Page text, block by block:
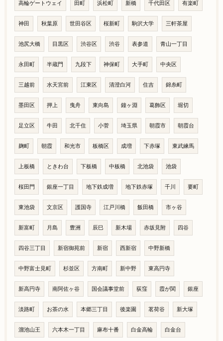
高輪ゲートウェイ 田町 浜松町 新橋 千代田区 有楽町
神田 秋葉原 世田谷区 桜新町 駒沢大学 三軒茶屋
池尻大橋 目黒区 渋谷区 渋谷 表参道 青山一丁目
永田町 半蔵門 九段下 神保町 大手町 中央区
三越前 水天宮前 江東区 清澄白河 住吉 錦糸町
墨田区 押上 曳舟 東向島 鐘ヶ淵 葛飾区 堀切
足立区 牛田 北千住 小菅 埼玉県 朝霞市 朝霞台
麹町 朝霞 和光市 板橋区 成増 下赤塚 東武練馬
上板橋 ときわ台 下板橋 中板橋 北池袋 池袋
桜田門 銀座一丁目 地下鉄成増 地下鉄赤塚 千川 要町
東池袋 文京区 護国寺 江戸川橋 飯田橋 市ヶ谷
新富町 月島 豊洲 辰巳 新木場 赤坂見附 四谷
四谷三丁目 新宿御苑前 新宿 西新宿 中野新橋
中野富士見町 杉並区 方南町 新中野 東高円寺
新高円寺 南阿佐ヶ谷 国会議事堂前 荻窪 霞が関 銀座
淡路町 お茶の水 本郷三丁目 後楽園 茗荷谷 新大塚
溜池山王 六本木一丁目 麻布十番 白金高輪 白金台